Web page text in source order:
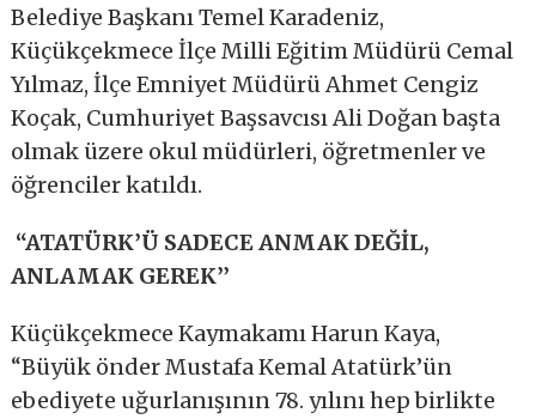
Belediye Başkanı Temel Karadeniz,
Küçükçekmece İlçe Milli Eğitim Müdürü Cemal
Yılmaz, İlçe Emniyet Müdürü Ahmet Cengiz
Koçak, Cumhuriyet Başsavcısı Ali Doğan başta
olmak üzere okul müdürleri, öğretmenler ve
öğrenciler katıldı.
“ATATÜRK’Ü SADECE ANMAK DEĞİL,
ANLAMAK GEREK’’
Küçükçekmece Kaymakamı Harun Kaya,
“Büyük önder Mustafa Kemal Atatürk’ün
ebediyete uğurlanışının 78. yılını hep birlikte